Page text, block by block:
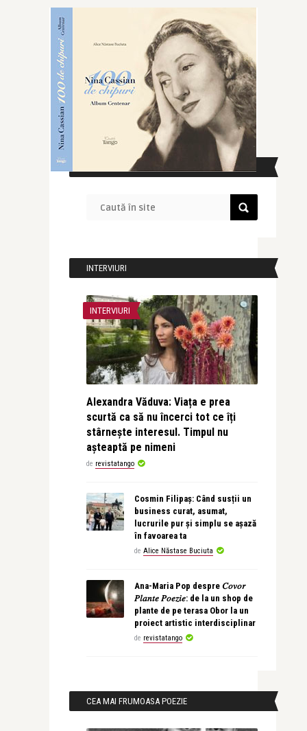
CAUTĂ ÎN SITE
INTERVIURI
INTERVIURI
Alexandra Văduva: Viața e prea
scurtă ca să nu încerci tot ce îți
stârnește interesul. Timpul nu
așteaptă pe nimeni
de revistatango
Cosmin Filipaș: Când susții un
business curat, asumat,
lucrurile pur și simplu se așază
în favoarea ta
de Alice Năstase Buciuta
Ana-Maria Pop despre 𝐶𝑜𝑣𝑜𝑟
𝑃𝑙𝑎𝑛𝑡𝑒 𝑃𝑜𝑒𝑧𝑖𝑒: de la un shop de
plante de pe terasa Obor la un
proiect artistic interdisciplinar
de revistatango
CEA MAI FRUMOASA POEZIE